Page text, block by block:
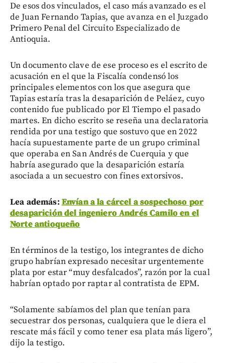
De esos dos vinculados, el caso más avanzado es el
de Juan Fernando Tapias, que avanza en el Juzgado
Primero Penal del Circuito Especializado de
Antioquia.
Un documento clave de ese proceso es el escrito de
acusación en el que la Fiscalía condensó los
principales elementos con los que asegura que
Tapias estaría tras la desaparición de Peláez, cuyo
contenido fue publicado por El Tiempo el pasado
martes. En dicho escrito se reseña una declaratoria
rendida por una testigo que sostuvo que en 2022
hacía supuestamente parte de un grupo criminal
que operaba en San Andrés de Cuerquia y que
habría asegurado que la desaparición estaría
asociada a un secuestro con fines extorsivos.
Lea además: Envían a la cárcel a sospechoso por
desaparición del ingeniero Andrés Camilo en el
Norte antioqueño
En términos de la testigo, los integrantes de dicho
grupo habrían expresado necesitar urgentemente
plata por estar “muy desfalcados”, razón por la cual
habrían optado por raptar al contratista de EPM.
“Solamente sabíamos del plan que tenían para
secuestrar dos personas, cualquiera que le diera el
rescate más fácil y como tener esa plata más ligero”,
dijo la testigo.